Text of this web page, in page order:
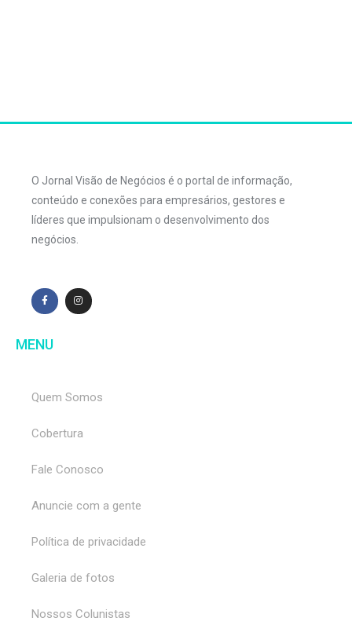
O Jornal Visão de Negócios é o portal de informação,
conteúdo e conexões para empresários, gestores e
líderes que impulsionam o desenvolvimento dos
negócios.
MENU
Quem Somos
Cobertura
Fale Conosco
Anuncie com a gente
Política de privacidade
Galeria de fotos
Nossos Colunistas